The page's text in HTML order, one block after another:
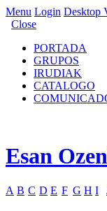
Menu Login Desktop
Close
PORTADA
GRUPOS
IRUDIAK
CATALOGO
Esan
A B C D E F G H I